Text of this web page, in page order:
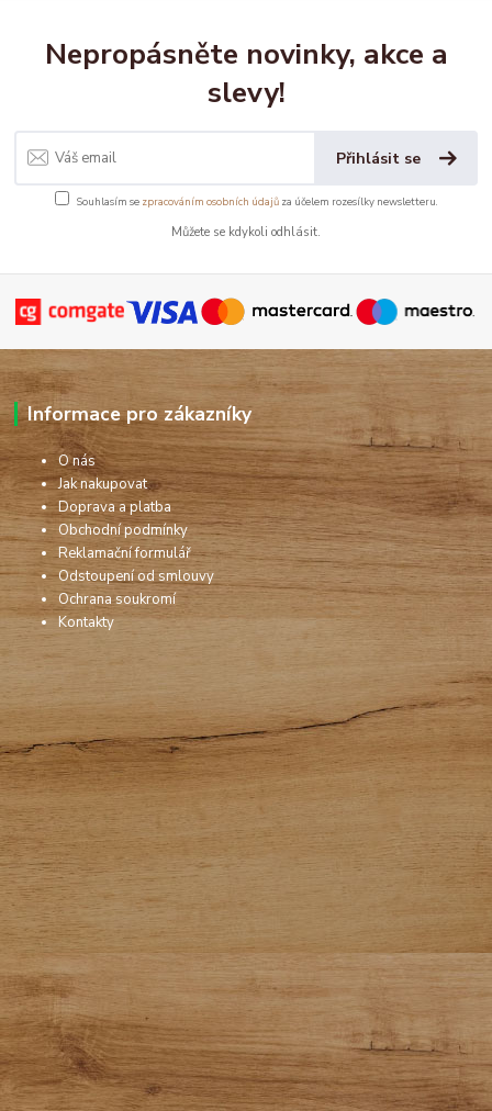
Nepropásněte novinky, akce a
slevy!
Přihlásit se
Souhlasím se zpracováním osobních údajůza účelem rozesílky newsletteru.
Můžete se kdykoli odhlásit.
Informace pro zákazníky
O nás
Jak nakupovat
Doprava a platba
Obchodní podmínky
Reklamační formulář
Odstoupení od smlouvy
Ochrana soukromí
Kontakty